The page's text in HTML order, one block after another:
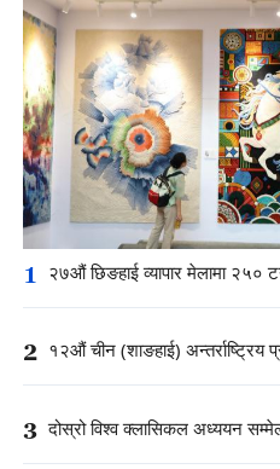
1 २७औं छिङहाई व्यापार मेलामा २५०
2 १२औं चीन (शाङहाई) अन्तर्राष्ट्रिय
3 दोस्रो विश्व क्लासिकल अध्ययन